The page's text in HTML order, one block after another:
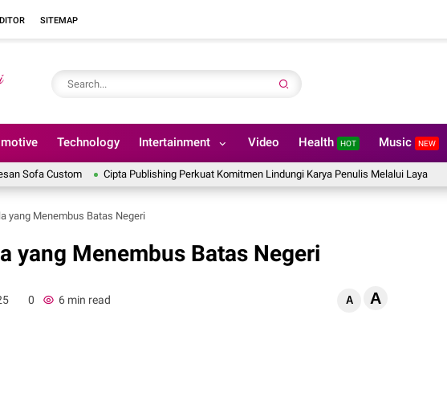
SITEMAP
Technology Intertainment Video Health HOT Music NEW
Custom Cipta Publishing Perkuat Komitmen Lindungi Karya Penulis Melalui Layanan Hak Cipta
yang Menembus Batas Negeri
yang Menembus Batas Negeri
0 6 min read A A